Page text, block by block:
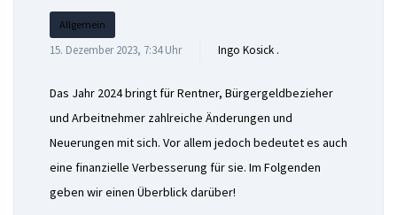
Allgemein
15. Dezember 2023, 7:34 Uhr Ingo Kosick .
Das Jahr 2024 bringt für Rentner, Bürgergeldbezieher
und Arbeitnehmer zahlreiche Änderungen und
Neuerungen mit sich. Vor allem jedoch bedeutet es auch
eine finanzielle Verbesserung für sie. Im Folgenden
geben wir einen Überblick darüber!